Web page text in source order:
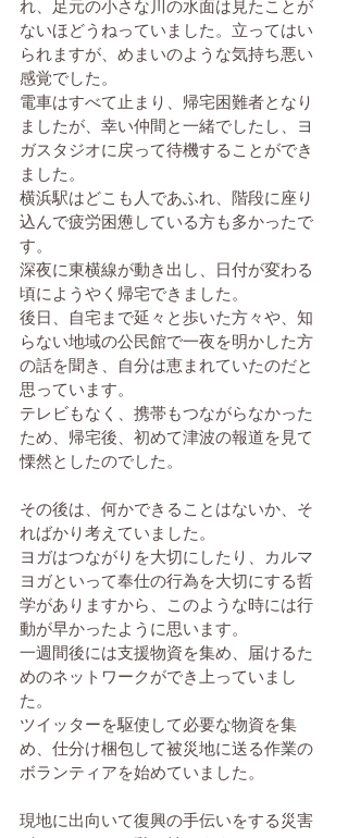
れ、足元の小さな川の水面は見たことが
ないほどうねっていました。立ってはい
られますが、めまいのような気持ち悪い
感覚でした。
電車はすべて止まり、帰宅困難者となり
ましたが、幸い仲間と一緒でしたし、ヨ
ガスタジオに戻って待機することができ
ました。
横浜駅はどこも人であふれ、階段に座り
込んで疲労困憊している方も多かったで
す。
深夜に東横線が動き出し、日付が変わる
頃にようやく帰宅できました。
後日、自宅まで延々と歩いた方々や、知
らない地域の公民館で一夜を明かした方
の話を聞き、自分は恵まれていたのだと
思っています。
テレビもなく、携帯もつながらなかった
ため、帰宅後、初めて津波の報道を見て
慄然としたのでした。
その後は、何かできることはないか、そ
ればかり考えていました。
ヨガはつながりを大切にしたり、カルマ
ヨガといって奉仕の行為を大切にする哲
学がありますから、このような時には行
動が早かったように思います。
一週間後には支援物資を集め、届けるた
めのネットワークができ上っていまし
た。
ツイッターを駆使して必要な物資を集
め、仕分け梱包して被災地に送る作業の
ボランティアを始めていました。
現地に出向いて復興の手伝いをする災害